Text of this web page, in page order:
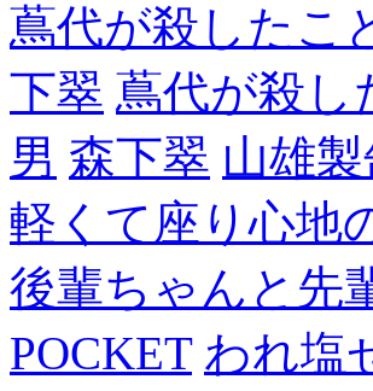
蔦代が殺したこ
下翠 蔦代が殺し
男 森下翠 山雄
軽くて座り心地
後輩ちゃんと先
POCKET われ塩